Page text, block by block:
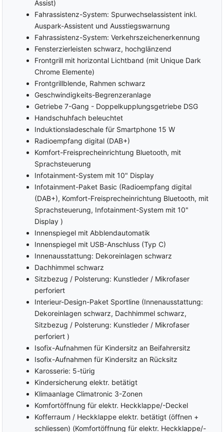
(Front Assist)
Assist)
Fahrassistenz-System: Spurwechselassistent inkl.
Auspark-Assistent und Ausstiegswarnung
Fahrassistenz-System: Verkehrszeichenerkennung
Fensterzierleisten schwarz, hochglänzend
Frontgrill mit horizontal Lichtband (mit Unique Dark
Chrome Elemente)
Frontgrillblende, Rahmen schwarz
Geschwindigkeits-Begrenzeranlage
Getriebe 7-Gang - Doppelkupplungsgetriebe DSG
Handschuhfach beleuchtet
Induktionsladeschale für Smartphone 15 W
Radioempfang digital (DAB+)
Komfort-Freisprecheinrichtung Bluetooth, mit
Sprachsteuerung
Infotainment-System mit 10" Display
Infotainment-Paket Basic (Radioempfang digital
(DAB+), Komfort-Freisprecheinrichtung Bluetooth, mit
Sprachsteuerung, Infotainment-System mit 10"
Display )
Innenspiegel mit Abblendautomatik
Innenspiegel mit USB-Anschluss (Typ C)
Innenausstattung: Dekoreinlagen schwarz
Dachhimmel schwarz
Sitzbezug / Polsterung: Kunstleder / Mikrofaser
perforiert
Interieur-Design-Paket Sportline (Innenausstattung:
Dekoreinlagen schwarz, Dachhimmel schwarz,
Sitzbezug / Polsterung: Kunstleder / Mikrofaser
perforiert )
Isofix-Aufnahmen für Kindersitz an Beifahrersitz
Isofix-Aufnahmen für Kindersitz an Rücksitz
Karosserie: 5-türig
Kindersicherung elektr. betätigt
Klimaanlage Climatronic 3-Zonen
Komfortöffnung für elektr. Heckklappe/-Deckel
Kofferraum / Heckklappe elektr. betätigt (öffnen +
schliessen) (Komfortöffnung für elektr. Heckklappe/-